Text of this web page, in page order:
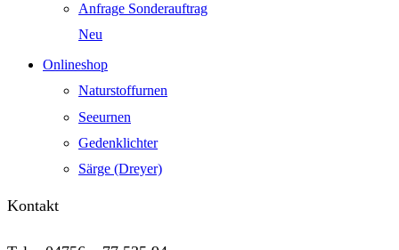
Anfrage Sonderauftrag
Neu
Onlineshop
Naturstoffurnen
Seeurnen
Gedenklichter
Särge (Dreyer)
Kontakt